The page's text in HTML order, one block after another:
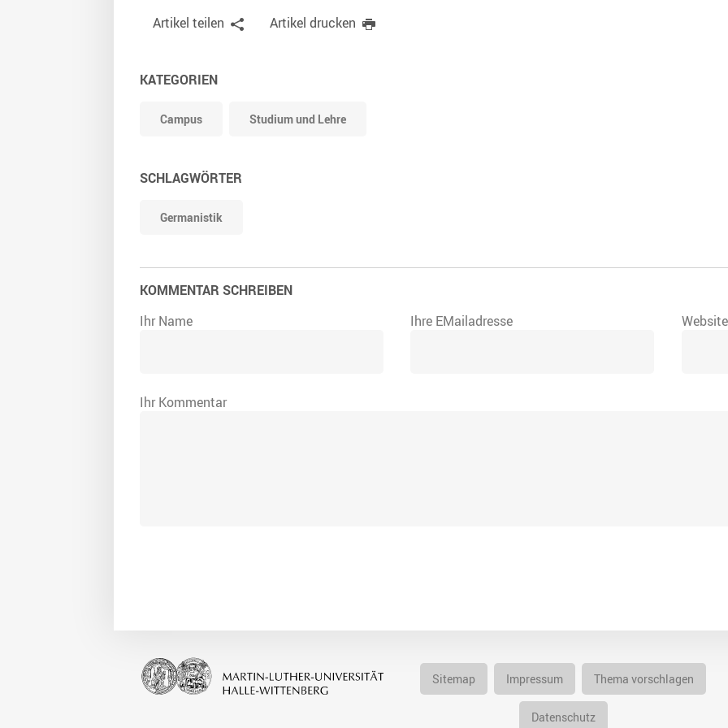
Artikel teilen Artikel drucken
KATEGORIEN
Campus Studium und Lehre
SCHLAGWÖRTER
Germanistik
KOMMENTAR SCHREIBEN
Ihr Name
Ihre EMailadresse
Ihr Kommentar
Sitemap Impressum Thema vorschlagen
Datenschutz